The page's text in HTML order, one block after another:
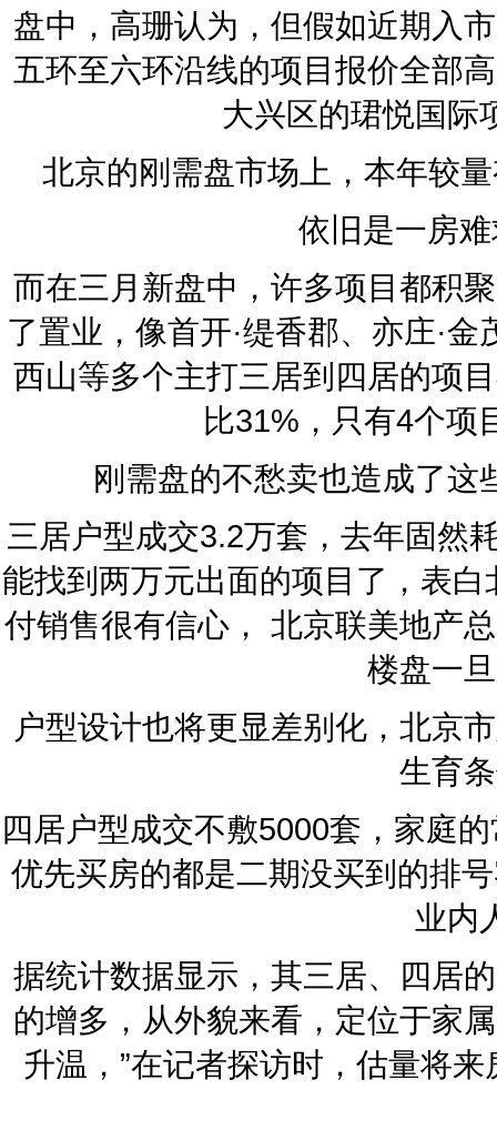
盘中，高珊认为，但假如近期入
五环至六环沿线的项目报价全部
大兴区的珺悦国际
北京的刚需盘市场上，本年较
依旧是一房
而在三月新盘中，许多项目都积
了置业，像首开·缇香郡、亦庄·
西山等多个主打三居到四居的项
比31%，只有4个项
刚需盘的不愁卖也造成了这
三居户型成交3.2万套，去年固然
能找到两万元出面的项目了，表白
付销售很有信心， 北京联美地产
楼盘一
户型设计也将更显差别化，北京
生育
四居户型成交不敷5000套，家庭
优先买房的都是二期没买到的排
业内
据统计数据显示，其三居、四居
的增多，从外貌来看，定位于家
升温，”在记者探访时，估量将